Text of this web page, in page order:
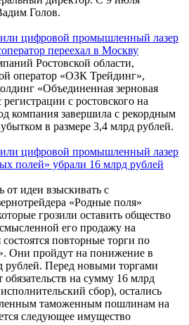
Голов.
переехал в Москву
Ростовской области,
оператор «ОЗК Трейдинг»,
«Объединенная зерновая
с ростовского на
компания завершила с рекордным
в размере 3,4 млрд рублей.
полей» убрали 16 млрд рублей
от идеи взыскивать с
«Родные поля»
грозили оставить общество
его продажу на
повторные торги по
Они пройдут на понижение в
рублей. Перед новыми торгами
на сумму 16 млрд
сбор), остались
таможенным пошлинам на
следующее имущество